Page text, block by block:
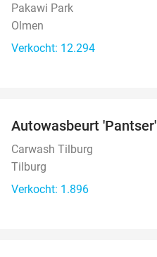
Pakawi Park
Olmen
Verkocht: 12.294
Autowasbeurt 'Pantser'
Carwash Tilburg
Tilburg
Verkocht: 1.896